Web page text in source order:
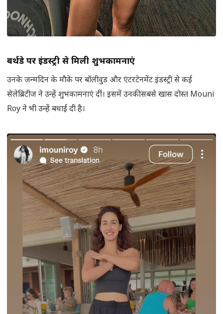
बर्थडे पर इंडस्ट्री से मिली शुभकामनाएं
उनके जन्मदिन के मौके पर बॉलीवुड और एंटरटेनमेंट इंडस्ट्री से कई
सेलेब्रिटीज ने उन्हें शुभकामनाएं दीं। इसमें उनकी सबसे खास दोस्त Mouni
Roy ने भी उन्हें बधाई दी है।